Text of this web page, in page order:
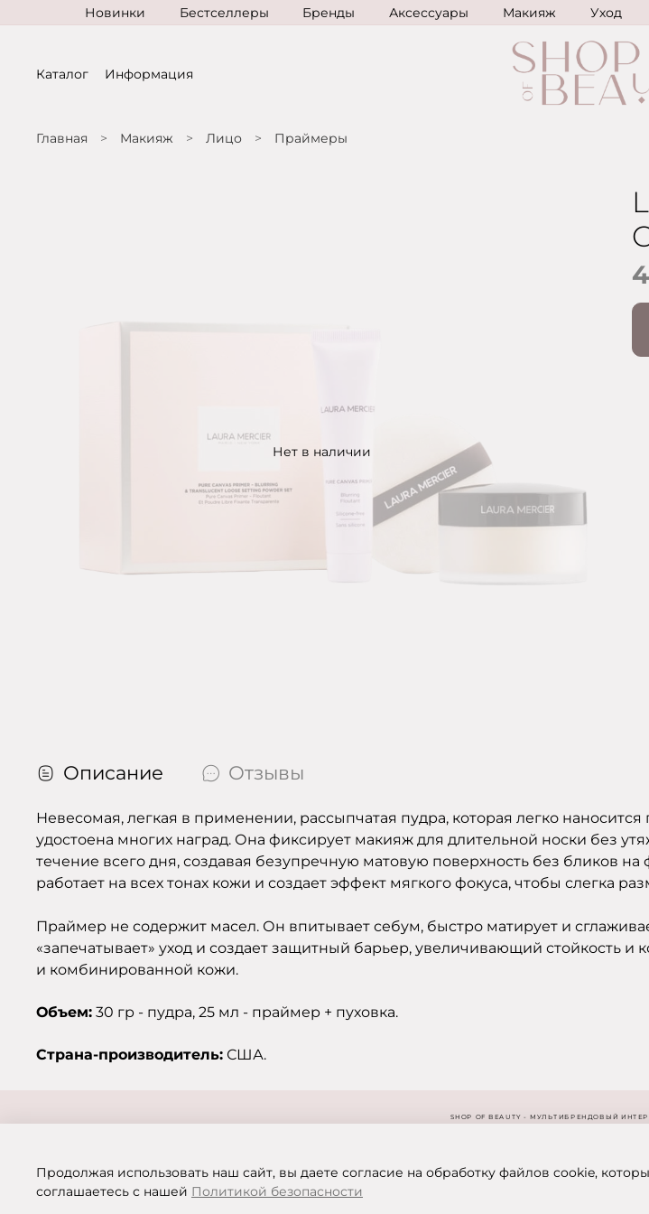
Новинки Бестселлеры Бренды Аксессуары Макияж Уход
Каталог Информация
Главная Макияж Лицо Праймеры
Нет в наличии
Описание Отзывы
Невесомая, легкая в применении, рассыпчатая пудра, которая легко
удостоена многих наград. Она фиксирует макияж для длительной носки без
течение всего дня, создавая безупречную матовую поверхность без бликов
работает на всех тонах кожи и создает эффект мягкого фокуса, чтобы слегка
Праймер не содержит масел. Он впитывает себум, быстро матирует и
«запечатывает» уход и создает защитный барьер, увеличивающий стойкость
и комбинированной кожи.
Объем: 30 гр - пудра, 25 мл - праймер + пуховка.
Страна-производитель: США.
SHOP OF BEAUTY - МУЛЬТИБРЕНДОВЫЙ
Продолжая использовать наш сайт, вы даете согласие на обработку файлов cookie,
соглашаетесь с нашей Политикой безопасности